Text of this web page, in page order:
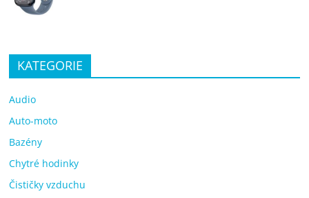
KATEGORIE
Audio
Auto-moto
Bazény
Chytré hodinky
Čističky vzduchu